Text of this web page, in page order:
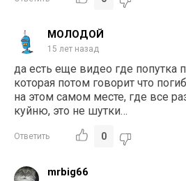
МОЛОДОЙ
15 лет назад
да есть еще видео где попутка
которая потом говорит что
на этом самом месте, где все
куйню, это не шутки…
Ответить 0
mrbig66